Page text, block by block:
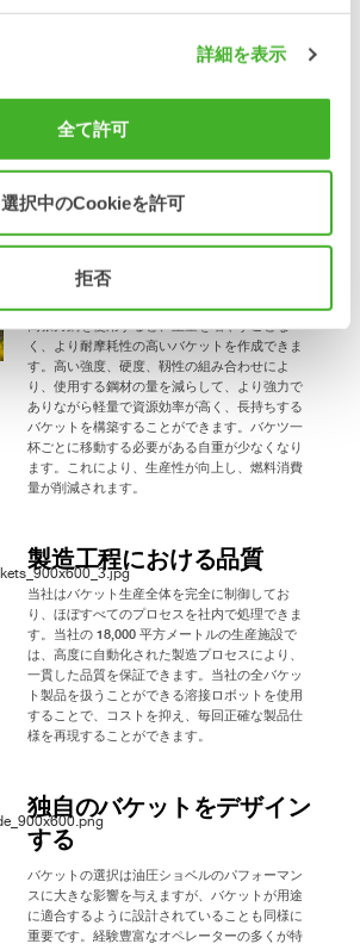
詳細を表示
全て許可
選択中のCookieを許可
拒否
現場作業に適したバケット
りますか? 油圧ショベルの大きさはどれくらいで
すか？その地域の地盤や土壌の状態はどうです
か？パフォーマンス、生産性、耐久性を最大化
するには、バケットが油圧ショベルに適合する
ーズに基づいて最適な選択ができるようお手伝
頑丈で軽量
高張力鋼を使用すると、重量を増やすことな
く、より耐摩耗性の高いバケットを作成できま
す。高い強度、硬度、靱性の組み合わせによ
り、使用する鋼材の量を減らして、より強力で
ありながら軽量で資源効率が高く、長持ちする
バケットを構築することができます。バケツ一
杯ごとに移動する必要がある自重が少なくなり
ます。これにより、生産性が向上し、燃料消費
量が削減されます。
製造工程における品質
当社はバケット生産全体を完全に制御してお
り、ほぼすべてのプロセスを社内で処理できま
す。当社の 18,000 平方メートルの生産施設で
は、高度に自動化された製造プロセスにより、
一貫した品質を保証できます。当社の全バケッ
ト製品を扱うことができる溶接ロボットを使用
することで、コストを抑え、毎回正確な製品仕
様を再現することができます。
独自のバケットをデザイン
する
バケットの選択は油圧ショベルのパフォーマン
スに大きな影響を与えますが、バケットが用途
に適合するように設計されていることも同様に
重要です。経験豊富なオペレーターの多くが特